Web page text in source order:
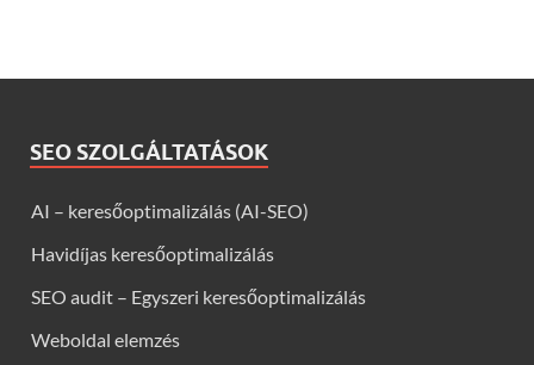
SEO SZOLGÁLTATÁSOK
AI – keresőoptimalizálás (AI-SEO)
Havidíjas keresőoptimalizálás
SEO audit – Egyszeri keresőoptimalizálás
Weboldal elemzés